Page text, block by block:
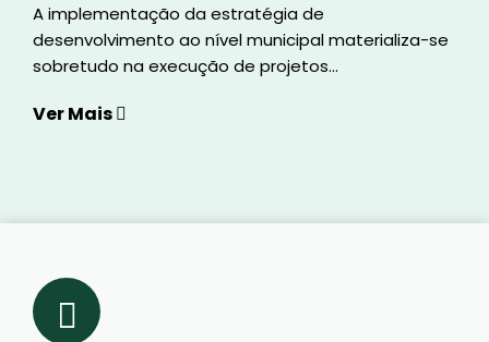
A implementação da estratégia de
desenvolvimento ao nível municipal materializa-se
sobretudo na execução de projetos...
Ver Mais